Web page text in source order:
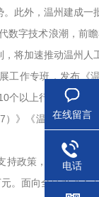
此外，温州建成
数字技术浪潮，前
将加速推动温州人
工作专班，发布《
个以上行业垂类大
》《温州市推进
政策，以算力券
。面向全球引进人
在线留言
电话